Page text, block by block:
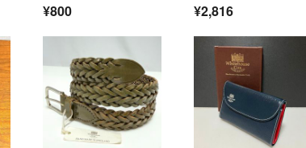
¥800 ¥2,816